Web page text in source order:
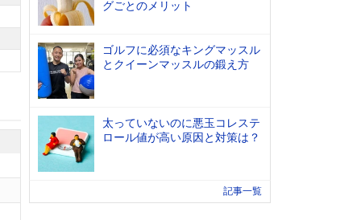
グごとのメリット
ゴルフに必須なキングマッスル
とクイーンマッスルの鍛え方
太っていないのに悪玉コレステ
ロール値が高い原因と対策は？
記事一覧